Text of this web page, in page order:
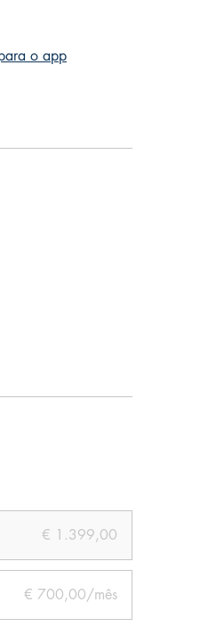
o app
€ 1.399,00
€ 700,00/mês